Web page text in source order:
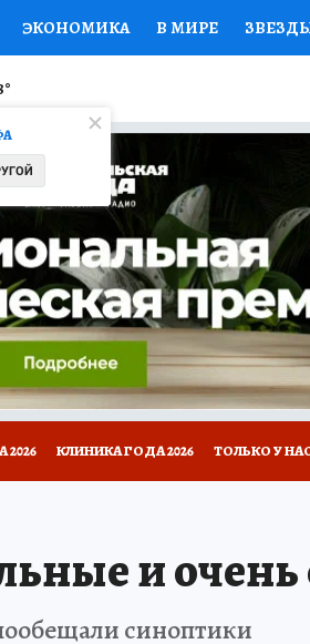
ЭКОНОМИКА В МИРЕ
НАЦИОНАЛЬНЫЕ
СЕМЬЯ ЖЕНСКИЕ
СПЕЦПРОЕКТЫ
КОНКУРСЫ РАБОТА У НАС
°
КЛИНИКА ГОДА 2026 ТОЛЬКО У
и
синоптики